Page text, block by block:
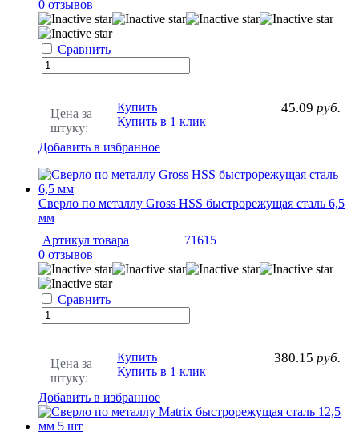
0 отзывов
Сравнить
Цена за
штуку:
45.09 руб.
Купить
Купить в 1 клик
Добавить в избранное
Сверло по металлу Gross HSS быстрорежущая сталь 6,5
мм
Артикул товара
71615
0 отзывов
Сравнить
Цена за
штуку:
380.15 руб.
Купить
Купить в 1 клик
Добавить в избранное